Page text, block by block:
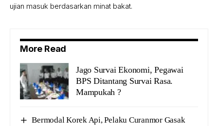
ujian masuk berdasarkan minat bakat.
More Read
Jago Survai Ekonomi, Pegawai
BPS Ditantang Survai Rasa.
Mampukah ?
Bermodal Korek Api, Pelaku Curanmor Gasak